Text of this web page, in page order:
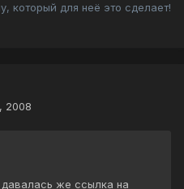
который для неё это сделает!
2008
же ссылка на